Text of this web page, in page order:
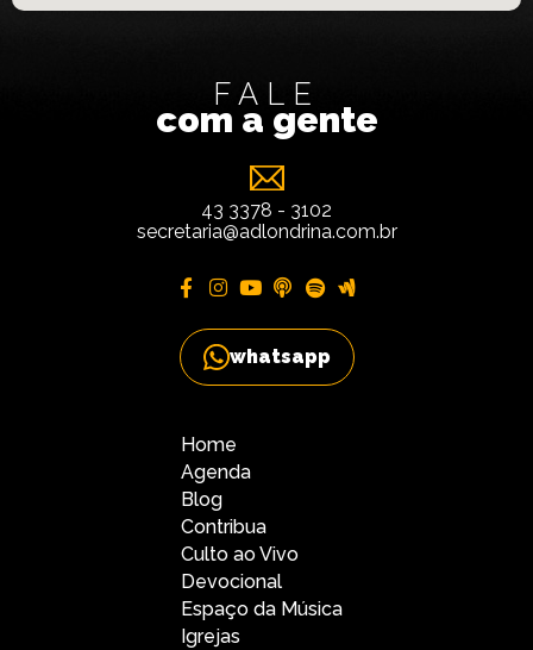
FALE
com a gente
43 3378 - 3102
secretaria@adlondrina.com.br
whatsapp
Home
Agenda
Blog
Contribua
Culto ao Vivo
Devocional
Espaço da Música
Igrejas